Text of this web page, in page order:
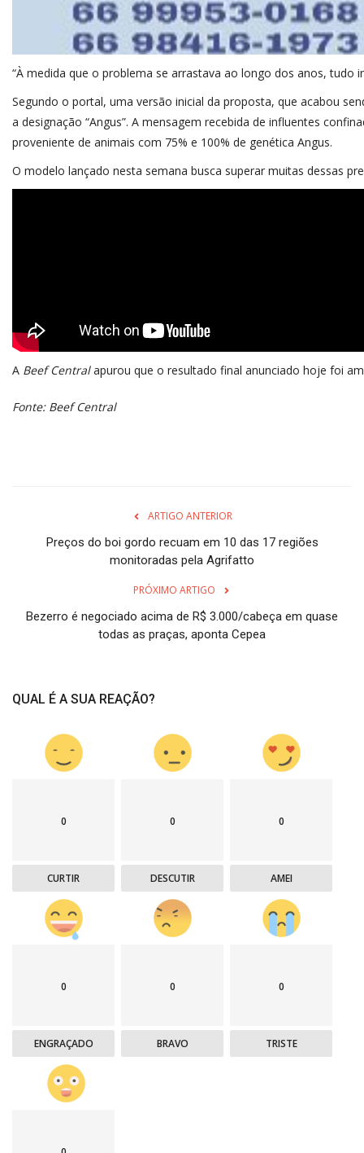
“À medida que o problema se arrastava ao longo dos anos,
Segundo o portal, uma versão inicial da proposta, que acabou
a designação “Angus”. A mensagem recebida de influentes
proveniente de animais com 75% e 100% de genética Angus.
O modelo lançado nesta semana busca superar muitas dessas
A Beef Centralapurou que o resultado final anunciado hoje foi
Fonte: Beef Central
ARTIGO ANTERIOR
Preços do boi gordo recuam em 10 das 17 regiões
monitoradas pela Agrifatto
PRÓXIMO ARTIGO
Bezerro é negociado acima de R$ 3.000/cabeça em quase
todas as praças, aponta Cepea
QUAL É A SUA REAÇÃO?
0
CURTIR
0
DESCUTIR
0
AMEI
0
ENGRAÇADO
0
BRAVO
0
TRISTE